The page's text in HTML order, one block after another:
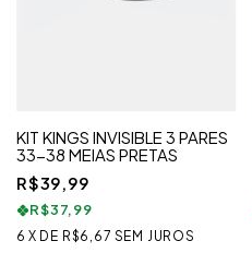
KIT KINGS INVISIBLE 3 PARES
33-38 MEIAS PRETAS
R$39,99
R$37,99
6 X DE R$6,67 SEM JUROS